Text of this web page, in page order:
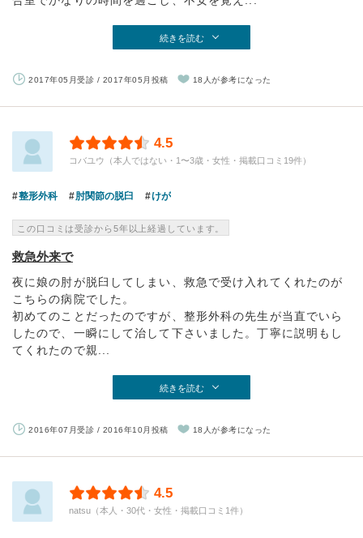
続きを読む
2017年05月受診 / 2017年05月投稿 18人が参考になった
4.5
コバユウ（本人ではない・1〜3歳・女性・掲載口コミ19件）
整形外科 肘関節の脱臼 けが
この口コミは受診から5年以上経過しています。
救急外来で
夜に娘の肘が脱臼してしまい、救急で受け入れてくれたのが
こちらの病院でした。
初めてのことだったのですが、整形外科の先生が当直でいら
したので、一瞬にして治して下さいました。丁寧に説明もし
てくれたので親...
続きを読む
2016年07月受診 / 2016年10月投稿 18人が参考になった
4.5
natsu（本人・30代・女性・掲載口コミ1件）